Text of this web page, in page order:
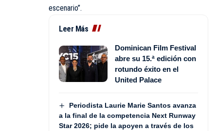
escenario”.
Leer Más
Dominican Film Festival
abre su 15.ª edición con
rotundo éxito en el
United Palace
Periodista Laurie Marie Santos avanza
a la final de la competencia Next Runway
Star 2026; pide la apoyen a través de los